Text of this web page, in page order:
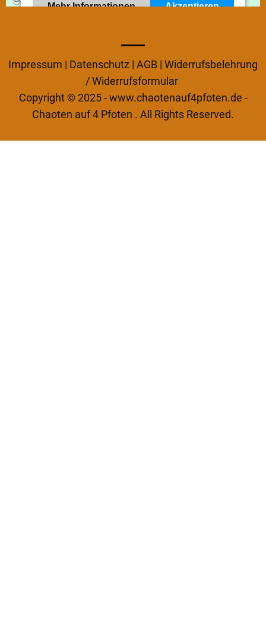
Mehr Informationen Akzeptieren
Platform
Impressum | Datenschutz | AGB | Widerrufsbelehrung
/ Widerrufsformular
Copyright © 2025 - www.chaotenauf4pfoten.de -
Chaoten auf 4 Pfoten . All Rights Reserved.